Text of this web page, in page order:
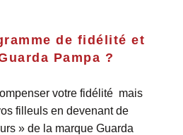
de fidélité et
Pampa ?
votre fidélité mais
filleuls en devenant de
» de la marque Guarda